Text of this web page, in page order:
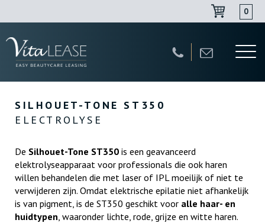
overslaan
0
SILHOUET-TONE ST350
ELECTROLYSE
De Silhouet-Tone ST350 is een geavanceerd
elektrolyseapparaat voor professionals die ook haren
willen behandelen die met laser of IPL moeilijk of niet te
verwijderen zijn. Omdat elektrische epilatie niet afhankelijk
is van pigment, is de ST350 geschikt voor alle haar- en
huidtypen, waaronder lichte, rode, grijze en witte haren.